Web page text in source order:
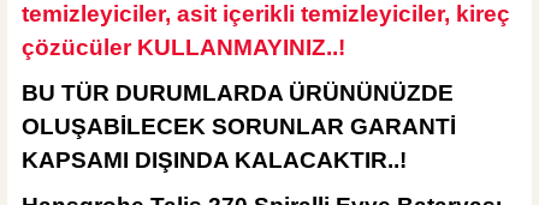
temizleyiciler, asit içerikli temizleyiciler, kireç
çözücüler KULLANMAYINIZ..!
BU TÜR DURUMLARDA ÜRÜNÜNÜZDE
OLUŞABİLECEK SORUNLAR GARANTİ
KAPSAMI DIŞINDA KALACAKTIR..!